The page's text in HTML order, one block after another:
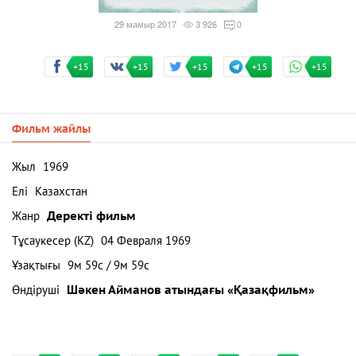
29 мамыр 2017 3 926 0
+15 +15 +15 +15 +15
Фильм жайлы
Жыл
1969
Елі
Казахстан
Жанр Деректі фильм
Тұсаукесер (KZ) 04 Февраля 1969
Ұзақтығы 9м 59с / 9м 59с
Өндіруші
Шәкен Айманов атындағы «Қазақфильм»